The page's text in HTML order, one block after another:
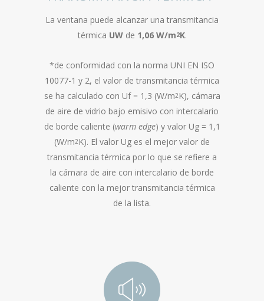
La ventana puede alcanzar una transmitancia
térmica UWde 1,06 W/m2K.
*de conformidad con la norma UNI EN ISO
10077-1 y 2, el valor de transmitancia térmica
se ha calculado con Uf = 1,3 (W/m2 K), cámara
de aire de vidrio bajo emisivo con intercalario
de borde caliente (warm edge) y valor Ug = 1,1
(W/m2 K). El valor Ug es el mejor valor de
transmitancia térmica por lo que se refiere a
la cámara de aire con intercalario de borde
caliente con la mejor transmitancia térmica
de la lista.